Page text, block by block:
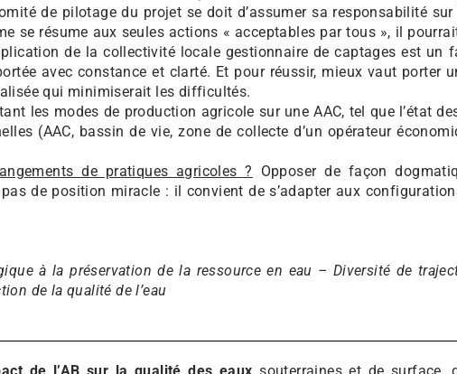
de pilotage du projet se doit d’assumer sa responsabilité
se résume aux seules actions « acceptables par tous », il
de la collectivité locale gestionnaire de captages est un
avec constance et clarté. Et pour réussir, mieux vaut porter
qui minimiserait les difficultés.
les modes de production agricole sur une AAC, tel que l’état
(AAC, bassin de vie, zone de collecte d’un opérateur
de pratiques agricoles ? Opposer de façon
de position miracle : il convient de s’adapter aux
à la préservation de la ressource en eau – Diversité de
de la qualité de l’eau